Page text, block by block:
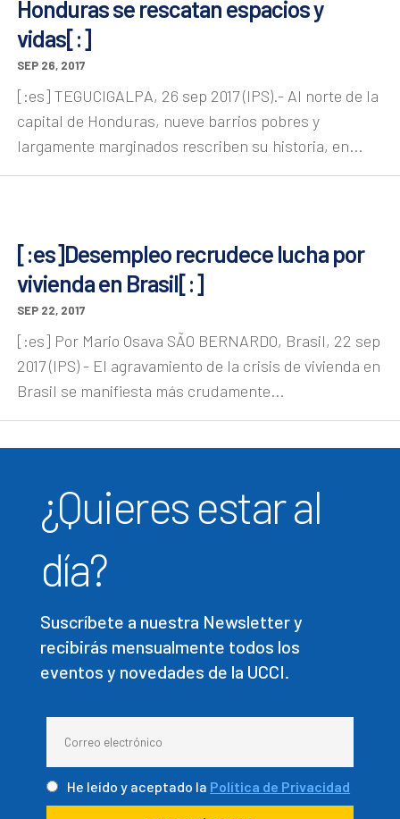
Honduras se rescatan espacios y
vidas[:]
SEP 26, 2017
[:es] TEGUCIGALPA, 26 sep 2017 (IPS).- Al norte de la
capital de Honduras, nueve barrios pobres y
largamente marginados rescriben su historia, en...
[:es]Desempleo recrudece lucha por
vivienda en Brasil[:]
SEP 22, 2017
[:es] Por Mario Osava SÃO BERNARDO, Brasil, 22 sep
2017 (IPS) - El agravamiento de la crisis de vivienda en
Brasil se manifiesta más crudamente...
¿Quieres estar al
día?
Suscríbete a nuestra Newsletter y
recibirás mensualmente todos los
eventos y novedades de la UCCI.
He leído y aceptado la Política de Privacidad